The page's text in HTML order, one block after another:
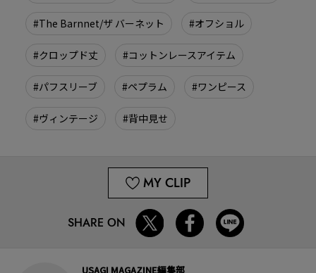
#The Barnnet/ザ バーネット #オフショル
#クロップド丈 #コットンレースアイテム
#パフスリーブ #ペプラム #ワンピース
#ヴィンテージ #背中見せ
MY CLIP
SHARE ON
USAGI MAGAZINE編集部